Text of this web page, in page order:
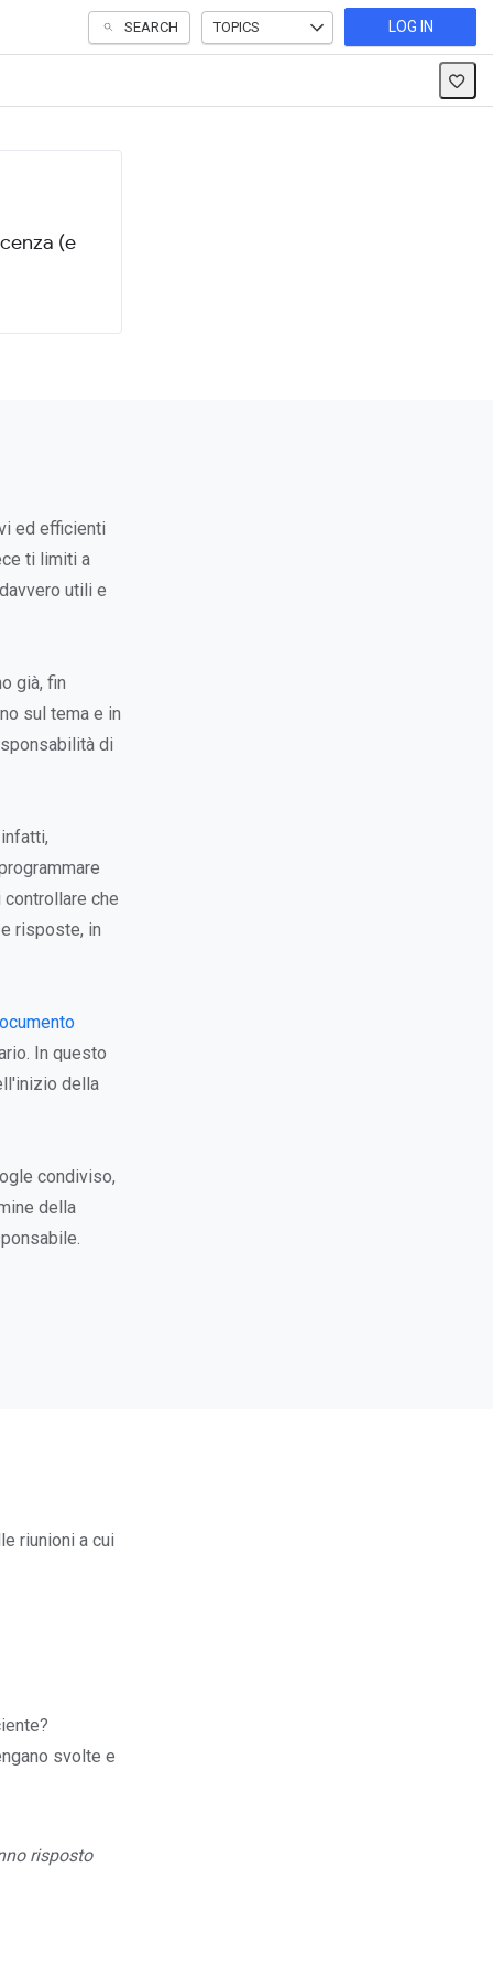
SEARCH TOPICS LOG IN
(e
ed efficienti
ti limiti a
utili e
già, fin
sul tema e in
di
controllare che
risposte, in
In questo
della
condiviso,
della
riunioni a cui
svolte e
risposto